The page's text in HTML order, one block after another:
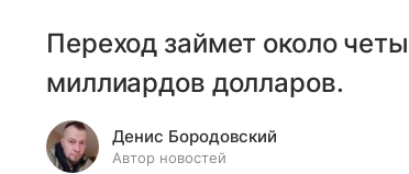
Переход займет около
миллиардов долларов.
Денис Бородовский
Автор новостей